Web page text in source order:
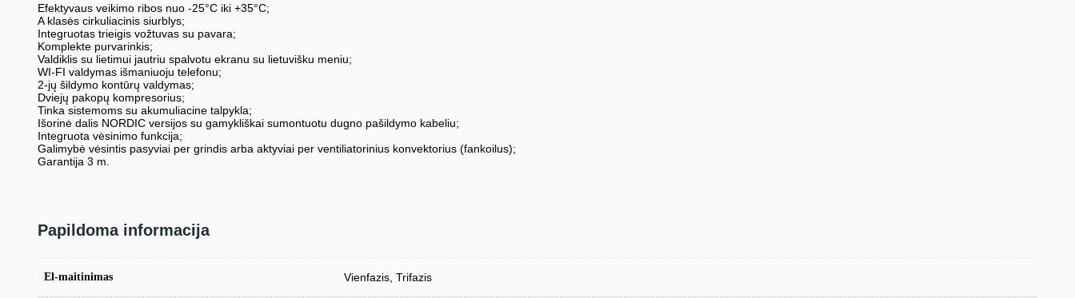
Efektyvaus veikimo ribos nuo -25°C iki +35°C;
A klasės cirkuliacinis siurblys;
Integruotas trieigis vožtuvas su pavara;
Komplekte purvarinkis;
Valdiklis su lietimui jautriu spalvotu ekranu su lietuvišku meniu;
WI-FI valdymas išmaniuoju telefonu;
2-jų šildymo kontūrų valdymas;
Dviejų pakopų kompresorius;
Tinka sistemoms su akumuliacine talpykla;
Išorinė dalis NORDIC versijos su gamykliškai sumontuotu dugno pašildymo kabeliu;
Integruota vėsinimo funkcija;
Galimybė vėsintis pasyviai per grindis arba aktyviai per ventiliatorinius konvektorius (fankoilus);
Garantija 3 m.
Papildoma informacija
El-maitinimas Vienfazis, Trifazis